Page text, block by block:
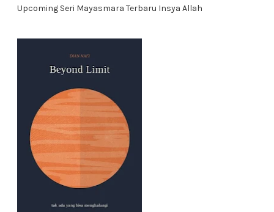
Upcoming Seri Mayasmara Terbaru Insya Allah